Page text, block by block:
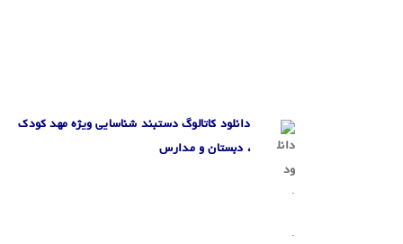
دانلود کاتالوگ دستبند شناسایی ویژه مهد کودک
، دبستان و مدارس
.
.